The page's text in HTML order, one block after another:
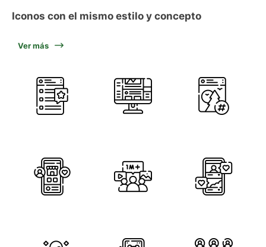
Iconos con el mismo estilo y concepto
Ver más